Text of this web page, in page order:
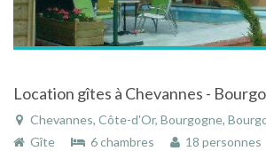
Chevannes, Côte-d'Or, Bourgogne, Bourgogne-
Gîte
6 chambres 18 personnes